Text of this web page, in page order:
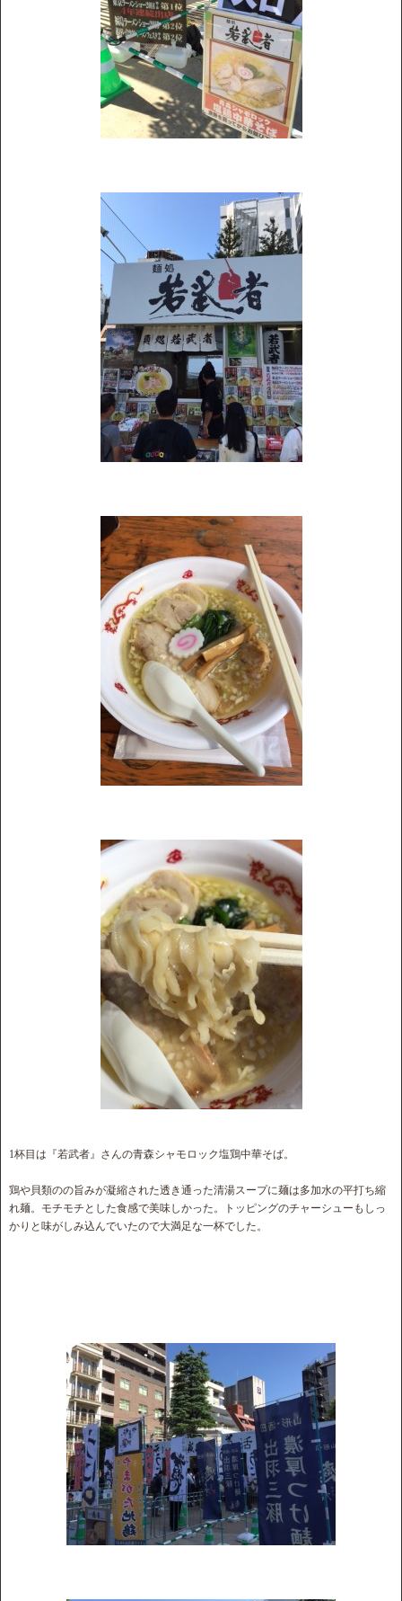
1杯目は『若武者』さんの青森シャモロック塩鶏中華そば。
鶏や貝類のの旨みが凝縮された透き通った清湯スープに麺は多加水の平打ち縮
れ麺。モチモチとした食感で美味しかった。トッピングのチャーシューもしっ
かりと味がしみ込んでいたので大満足な一杯でした。